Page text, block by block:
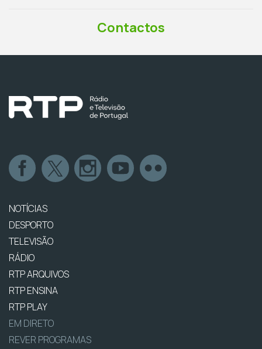
Contactos
NOTÍCIAS
DESPORTO
TELEVISÃO
RÁDIO
RTP ARQUIVOS
RTP ENSINA
RTP PLAY
EM DIRETO
REVER PROGRAMAS